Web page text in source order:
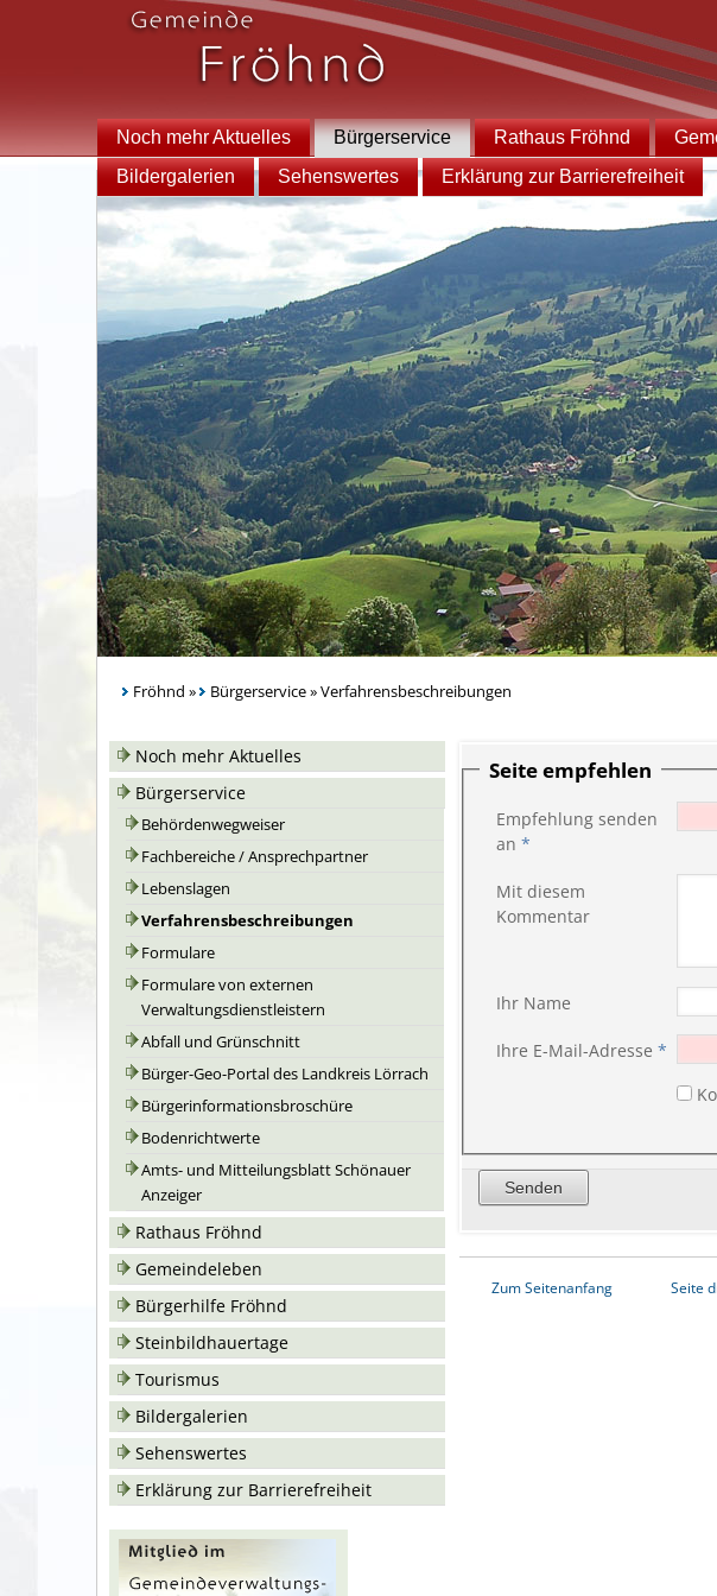
Noch mehr Aktuelles Bürgerservice Rathaus Fröhnd
Bildergalerien
Sehenswertes Erklärung zur Barrierefreiheit
Fröhnd » Bürgerservice»Verfahrensbeschreibungen
Noch mehr Aktuelles
Bürgerservice
Behördenwegweiser
Fachbereiche / Ansprechpartner
Lebenslagen
Verfahrensbeschreibungen
Formulare
Formulare von externen
Verwaltungsdienstleistern
Abfall und Grünschnitt
Bürger-Geo-Portal des Landkreis Lörrach
Bürgerinformationsbroschüre
Bodenrichtwerte
Amts- und Mitteilungsblatt Schönauer
Anzeiger
Rathaus Fröhnd
Gemeindeleben
Bürgerhilfe Fröhnd
Steinbildhauertage
Tourismus
Bildergalerien
Sehenswertes
Erklärung zur Barrierefreiheit
Seite empfehlen
Empfehlung senden
an *
Mit diesem
Kommentar
Ihr Name
Ihre E-Mail-Adresse *
Zum Seitenanfang Seite